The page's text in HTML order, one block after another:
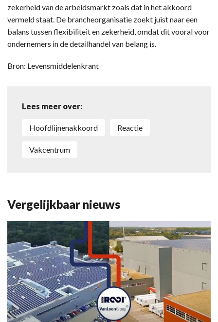
zekerheid van de arbeidsmarkt zoals dat in het akkoord
vermeld staat. De brancheorganisatie zoekt juist naar een
balans tussen flexibiliteit en zekerheid, omdat dit vooral voor
ondernemers in de detailhandel van belang is.
Bron: Levensmiddelenkrant
Lees meer over:
hoofdlijnenakkoord reactie
Vakcentrum
Vergelijkbaar nieuws